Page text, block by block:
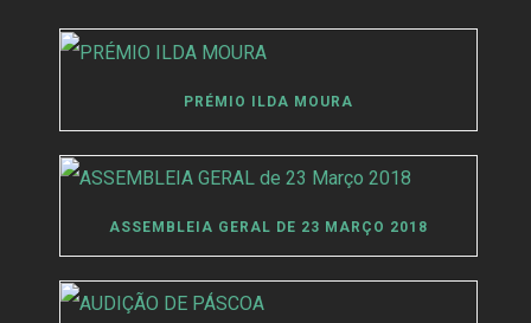
PRÉMIO ILDA MOURA
ASSEMBLEIA GERAL DE 23 MARÇO 2018